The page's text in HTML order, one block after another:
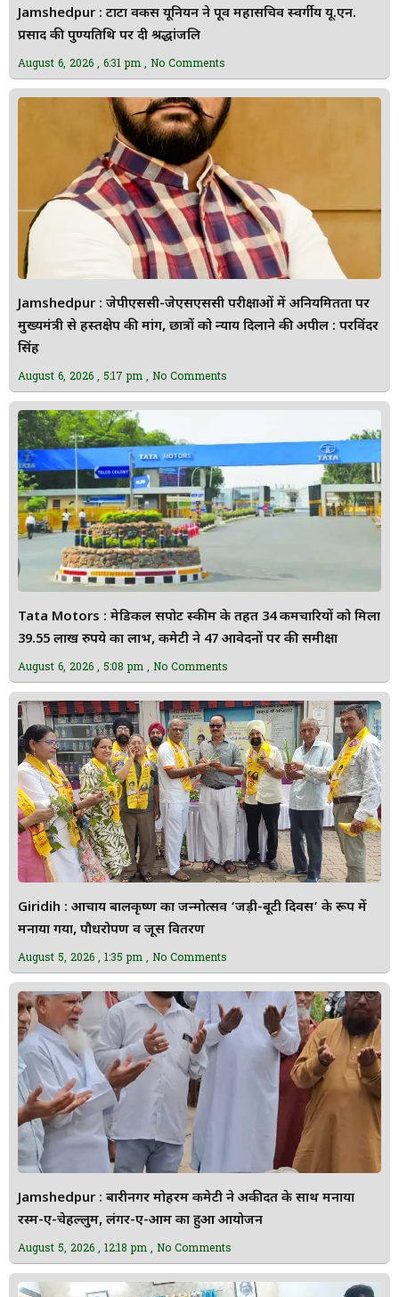
Jamshedpur : टाटा वर्कर्स यूनियन ने पूर्व महासचिव स्वर्गीय यू.एन.
प्रसाद की पुण्यतिथि पर दी श्रद्धांजलि
August 6, 2026 6:31 pm No Comments
Jamshedpur : जेपीएससी-जेएसएससी परीक्षाओं में अनियमितता पर
मुख्यमंत्री से हस्तक्षेप की मांग, छात्रों को न्याय दिलाने की अपील : परविंदर
सिंह
August 6, 2026 5:17 pm No Comments
Tata Motors : मेडिकल सपोर्ट स्कीम के तहत 34 कर्मचारियों को मिला
39.55 लाख रुपये का लाभ, कमेटी ने 47 आवेदनों पर की समीक्षा
August 6, 2026 5:08 pm No Comments
Giridih : आचार्य बालकृष्ण का जन्मोत्सव ‘जड़ी-बूटी दिवस’ के रूप में
मनाया गया, पौधरोपण व जूस वितरण
August 5, 2026 1:35 pm No Comments
Jamshedpur : बारीनगर मोहर्रम कमेटी ने अकीदत के साथ मनाया
रस्म-ए-चेहल्लुम, लंगर-ए-आम का हुआ आयोजन
August 5, 2026 12:18 pm No Comments